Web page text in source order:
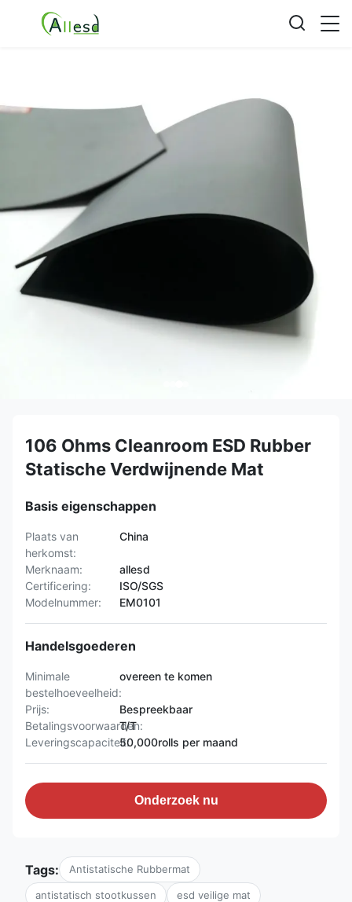
106 Ohms Cleanroom ESD Rubber
Statische Verdwijnende Mat
Basis eigenschappen
Plaats van
herkomst:
China
Merknaam:
allesd
Certificering:
ISO/SGS
Modelnummer:
EM0101
Handelsgoederen
Minimale
bestelhoeveelheid:
overeen te komen
Prijs:
Bespreekbaar
Betalingsvoorwaarden:
T/T
Leveringscapaciteit:50,000rolls per maand
Onderzoek nu
Tags: Antistatische Rubbermat
antistatisch stootkussen esd veilige mat